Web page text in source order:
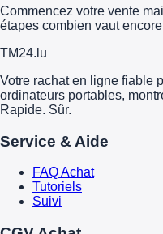
Commencez votre vente
étapes combien vaut
TM24.lu
Votre rachat en ligne fiable
ordinateurs portables,
Rapide. Sûr.
Service & Aide
FAQ Achat
Tutoriels
Suivi